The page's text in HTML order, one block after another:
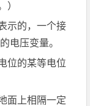
）
示的，一个接
电压变量。
的某等电位
上相隔一定